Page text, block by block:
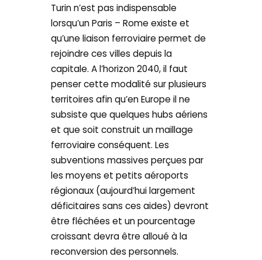
Turin n’est pas indispensable
lorsqu’un Paris – Rome existe et
qu’une liaison ferroviaire permet de
rejoindre ces villes depuis la
capitale. A l’horizon 2040, il faut
penser cette modalité sur plusieurs
territoires afin qu’en Europe il ne
subsiste que quelques hubs aériens
et que soit construit un maillage
ferroviaire conséquent. Les
subventions massives perçues par
les moyens et petits aéroports
régionaux (aujourd’hui largement
déficitaires sans ces aides) devront
être fléchées et un pourcentage
croissant devra être alloué à la
reconversion des personnels.